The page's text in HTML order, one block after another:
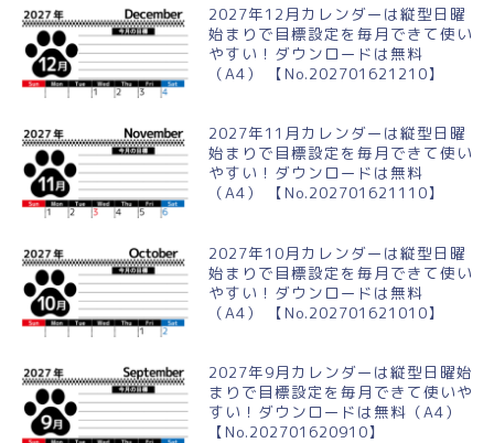
2027年12月カレンダーは縦型日曜
始まりで目標設定を毎月できて使い
やすい！ダウンロードは無料
（A4） 【No.202701621210】
2027年11月カレンダーは縦型日曜
始まりで目標設定を毎月できて使い
やすい！ダウンロードは無料
（A4） 【No.202701621110】
2027年10月カレンダーは縦型日曜
始まりで目標設定を毎月できて使い
やすい！ダウンロードは無料
（A4） 【No.202701621010】
2027年9月カレンダーは縦型日曜始
まりで目標設定を毎月できて使いや
すい！ダウンロードは無料（A4）
【No.202701620910】